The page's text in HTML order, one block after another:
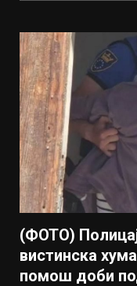
(ФОТО)
вистинска
помош доби